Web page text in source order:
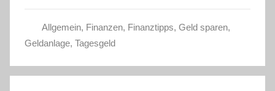
Allgemein, Finanzen, Finanztipps, Geld sparen,
Geldanlage, Tagesgeld